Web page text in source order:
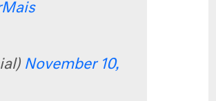
November 10,